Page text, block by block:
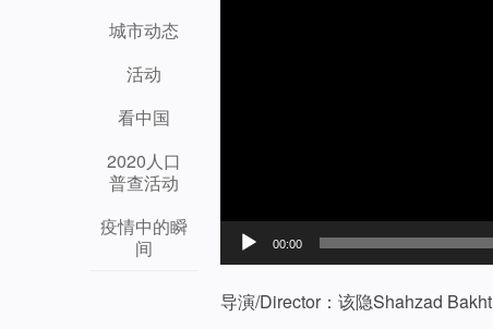
城市动态
活动
看中国
2020人口
普查活动
疫情中的瞬
间
00:00
导演/Director：该隐Shahzad Bakht